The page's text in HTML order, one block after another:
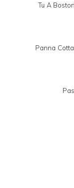
Tu A
Panna